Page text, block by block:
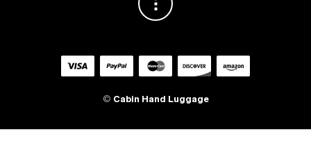
© Cabin Hand Luggage